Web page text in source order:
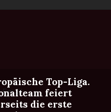
Top-Liga.
feiert
die erste